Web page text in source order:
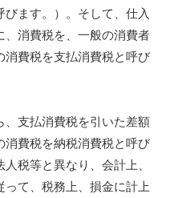
ます。）。そして、仕入
消費税を、一般の消費者
消費税を支払消費税と呼び
支払消費税を引いた差額
消費税を納税消費税と呼び
税等と異なり、会計上、
て、税務上、損金に計上